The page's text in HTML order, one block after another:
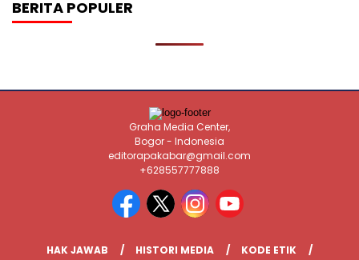
BERITA POPULER
Graha Media Center,
Bogor - Indonesia
editorapakabar@gmail.com
+628557777888
HAK JAWAB HISTORI MEDIA
KODE ETIK